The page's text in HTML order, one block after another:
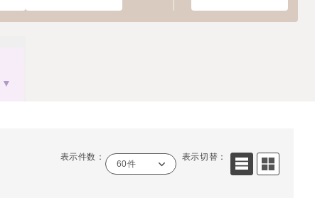
表示件数：
60件
表示切替：